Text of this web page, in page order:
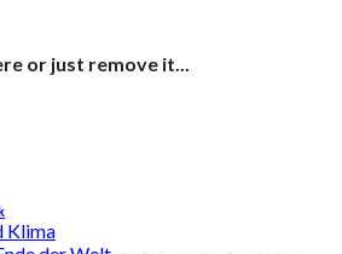
or just remove it...
Klima